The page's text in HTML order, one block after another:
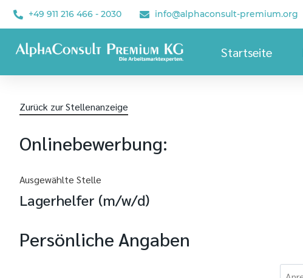
+49 911 216 466 - 2030 info@alphaconsult-premium.org
Startseite
Zurück zur Stellenanzeige
Onlinebewerbung:
Ausgewählte Stelle
Lagerhelfer (m/w/d)
Persönliche Angaben